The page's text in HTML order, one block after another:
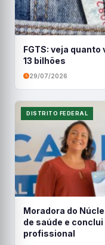
FGTS: veja
13 bilhões
29/07/2026
DISTRITO FEDERAL
Moradora do
de saúde e
profissional